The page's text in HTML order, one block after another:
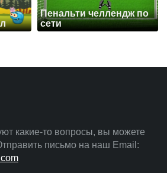
Пенальти челлендж по
сети
какие-то вопросы, вы можете
письмо на наш Email: